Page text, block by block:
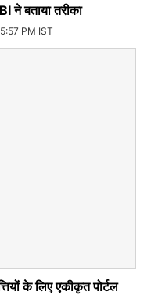
ने बताया तरीका
PM IST
के लिए एकीकृत पोर्टल